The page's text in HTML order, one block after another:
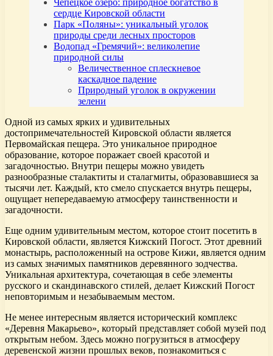
Чепецкое озеро: природное богатство в
сердце Кировской области
Парк «Поляны»: уникальный уголок
природы среди лесных просторов
Водопад «Гремячий»: великолепие
природной силы
Величественное сплескневое
каскадное падение
Природный уголок в окружении
зелени
Одной из самых ярких и удивительных
достопримечательностей Кировской области является
Первомайская пещера. Это уникальное природное
образование, которое поражает своей красотой и
загадочностью. Внутри пещеры можно увидеть
разнообразные сталактиты и сталагмиты, образовавшиеся за
тысячи лет. Каждый, кто смело спускается внутрь пещеры,
ощущает непередаваемую атмосферу таинственности и
загадочности.
Еще одним удивительным местом, которое стоит посетить в
Кировской области, является Кижский Погост. Этот древний
монастырь, расположенный на острове Кижи, является одним
из самых значимых памятников деревянного зодчества.
Уникальная архитектура, сочетающая в себе элементы
русского и скандинавского стилей, делает Кижский Погост
неповторимым и незабываемым местом.
Не менее интересным является исторический комплекс
«Деревня Макарьево», который представляет собой музей под
открытым небом. Здесь можно погрузиться в атмосферу
деревенской жизни прошлых веков, познакомиться с